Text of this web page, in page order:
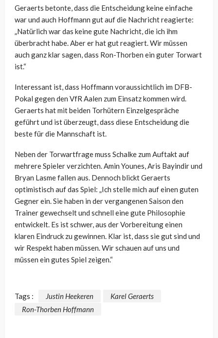
Geraerts betonte, dass die Entscheidung keine einfache
war und auch Hoffmann gut auf die Nachricht reagierte:
„Natürlich war das keine gute Nachricht, die ich ihm
überbracht habe. Aber er hat gut reagiert. Wir müssen
auch ganz klar sagen, dass Ron-Thorben ein guter Torwart
ist.“
Interessant ist, dass Hoffmann voraussichtlich im DFB-
Pokal gegen den VfR Aalen zum Einsatz kommen wird.
Geraerts hat mit beiden Torhütern Einzelgespräche
geführt und ist überzeugt, dass diese Entscheidung die
beste für die Mannschaft ist.
Neben der Torwartfrage muss Schalke zum Auftakt auf
mehrere Spieler verzichten. Amin Younes, Aris Bayindir und
Bryan Lasme fallen aus. Dennoch blickt Geraerts
optimistisch auf das Spiel: „Ich stelle mich auf einen guten
Gegner ein. Sie haben in der vergangenen Saison den
Trainer gewechselt und schnell eine gute Philosophie
entwickelt. Es ist schwer, aus der Vorbereitung einen
klaren Eindruck zu gewinnen. Klar ist, dass sie gut sind und
wir Respekt haben müssen. Wir schauen auf uns und
müssen ein gutes Spiel zeigen.“
Tags : Justin Heekeren
Karel Geraerts
Ron-Thorben Hoffmann